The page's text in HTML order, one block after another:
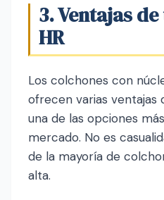
3. Ventajas
HR
Los colchones con
ofrecen varias ventajas
una de las opciones
mercado. No es
de la mayoría de
alta.